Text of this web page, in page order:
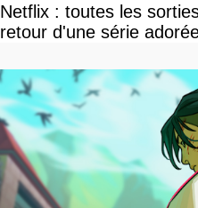
Netflix : toutes les
retour d'une série